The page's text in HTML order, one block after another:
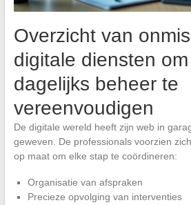
Overzicht van
digitale diensten
dagelijks beheer te
vereenvoudigen
De digitale wereld heeft zijn web in
geweven. De professionals voorzien
op maat om elke stap te coördineren:
Organisatie van afspraken
Precieze opvolging van interventies